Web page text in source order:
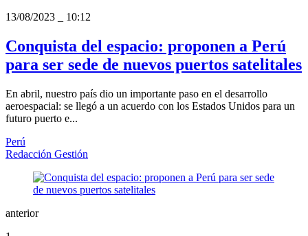
13/08/2023
10:12
Conquista del espacio: proponen a Perú
para ser sede de nuevos puertos satelitales
En abril, nuestro país dio un importante paso en el desarrollo
aeroespacial: se llegó a un acuerdo con los Estados Unidos para un
futuro puerto e...
Perú
Redacción Gestión
anterior